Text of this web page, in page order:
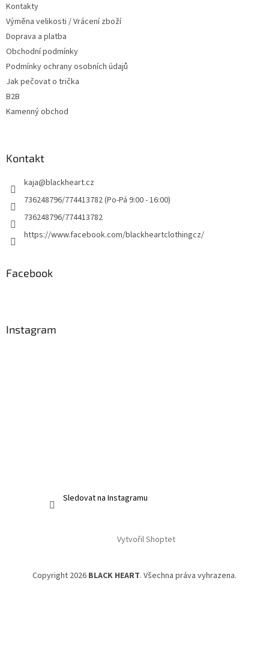
Kontakty
Výměna velikosti / Vrácení zboží
Doprava a platba
Obchodní podmínky
Podmínky ochrany osobních údajů
Jak pečovat o trička
B2B
Kamenný obchod
Kontakt
kaja@blackheart.cz
736248796/774413782 (Po-Pá 9:00 - 16:00)
736248796/774413782
https://www.facebook.com/blackheartclothingcz/
Facebook
Instagram
Sledovat na Instagramu
Vytvořil Shoptet
Copyright 2026 BLACK HEART. Všechna práva vyhrazena.